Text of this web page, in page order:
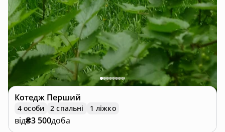
Котедж Перший
4 особи 2 спальні 1 ліжко
від₴3 500доба